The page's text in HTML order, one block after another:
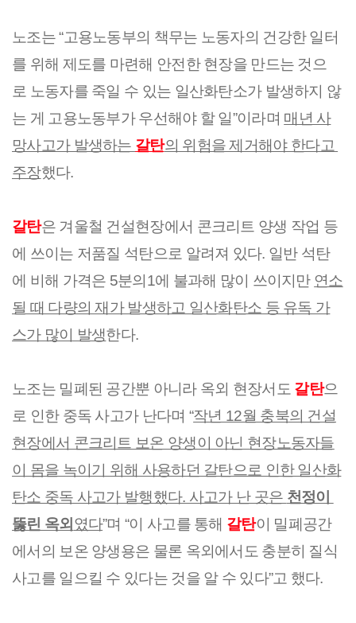
노조는 “고용노동부의 책무는 노동자의 건강한 일터
를 위해 제도를 마련해 안전한 현장을 만드는 것으
로 노동자를 죽일 수 있는 일산화탄소가 발생하지 않
는 게 고용노동부가 우선해야 할 일”이라며 매년 사
망사고가 발생하는 갈탄의 위험을 제거해야 한다고
주장했다.
갈탄은 겨울철 건설현장에서 콘크리트 양생 작업 등
에 쓰이는 저품질 석탄으로 알려져 있다. 일반 석탄
에 비해 가격은 5분의1에 불과해 많이 쓰이지만 연소
될 때 다량의 재가 발생하고 일산화탄소 등 유독 가
스가 많이 발생한다.
노조는 밀폐된 공간뿐 아니라 옥외 현장서도 갈탄으
로 인한 중독 사고가 난다며 “작년 12월 충북의 건설
현장에서 콘크리트 보온 양생이 아닌 현장노동자들
이 몸을 녹이기 위해 사용하던 갈탄으로 인한 일산화
탄소 중독 사고가 발행했다. 사고가 난 곳은 천정이
뚫린 옥외 였다”며 “이 사고를 통해 갈탄이 밀폐공간
에서의 보온 양생용은 물론 옥외에서도 충분히 질식
사고를 일으킬 수 있다는 것을 알 수 있다”고 했다.